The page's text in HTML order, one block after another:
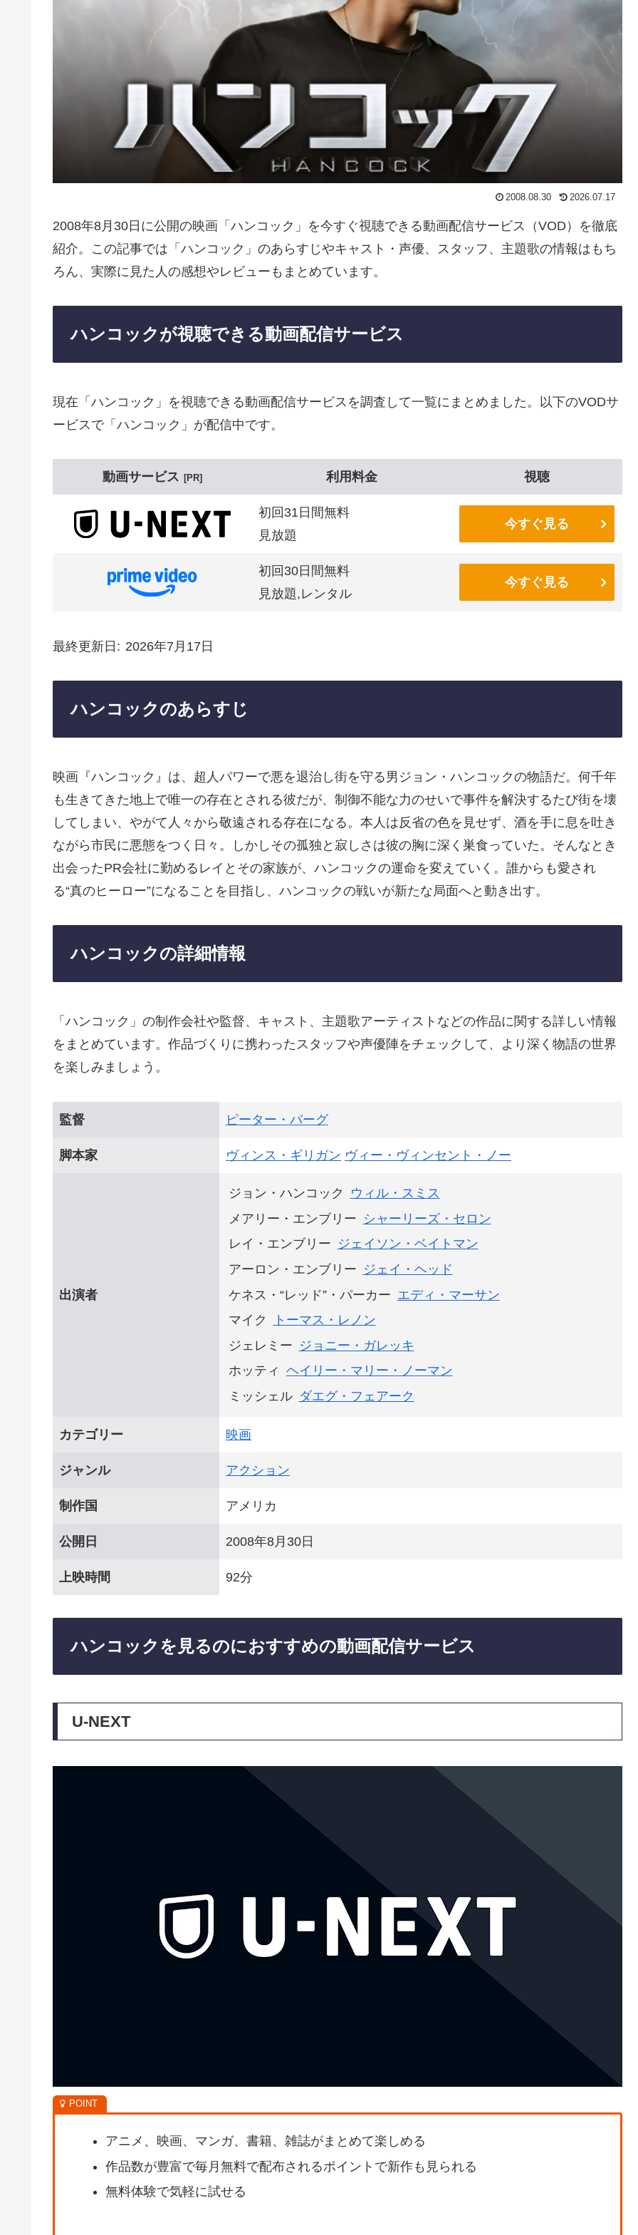
2008.08.30 2026.07.17
2008年8月30日に公開の映画「ハンコック」を今すぐ視聴できる動画配信サービス（VOD）を徹底
紹介。この記事では「ハンコック」のあらすじやキャスト・声優、スタッフ、主題歌の情報はもち
ろん、実際に見た人の感想やレビューもまとめています。
ハンコックが視聴できる動画配信サービス
現在「ハンコック」を視聴できる動画配信サービスを調査して一覧にまとめました。以下のVODサ
ービスで「ハンコック」が配信中です。
動画サービス PR 利用料金 視聴
初回31日間無料
見放題
今すぐ見る
初回30日間無料
見放題,レンタル
今すぐ見る
最終更新日 2026年7月17日
ハンコックのあらすじ
映画『ハンコック』は、超人パワーで悪を退治し街を守る男ジョン・ハンコックの物語だ。何千年
も生きてきた地上で唯一の存在とされる彼だが、制御不能な力のせいで事件を解決するたび街を壊
してしまい、やがて人々から敬遠される存在になる。本人は反省の色を見せず、酒を手に息を吐き
ながら市民に悪態をつく日々。しかしその孤独と寂しさは彼の胸に深く巣食っていた。そんなとき
出会ったPR会社に勤めるレイとその家族が、ハンコックの運命を変えていく。誰からも愛され
る“真のヒーロー”になることを目指し、ハンコックの戦いが新たな局面へと動き出す。
ハンコックの詳細情報
「ハンコック」の制作会社や監督、キャスト、主題歌アーティストなどの作品に関する詳しい情報
をまとめています。作品づくりに携わったスタッフや声優陣をチェックして、より深く物語の世界
を楽しみましょう。
監督 ピーター・バーグ
脚本家 ヴィンス・ギリガン ヴィー・ヴィンセント・ノー
出演者
ジョン・ハンコック
ウィル・スミス
メアリー・エンブリー シャーリーズ・セロン
レイ・エンブリー ジェイソン・ベイトマン
アーロン・エンブリー ジェイ・ヘッド
ケネス・“レッド”・パーカー エディ・マーサン
マイク
トーマス・レノン
ジェレミー ジョニー・ガレッキ
ホッティ ヘイリー・マリー・ノーマン
ミッシェル ダエグ・フェアーク
カテゴリー 映画
ジャンル アクション
制作国 アメリカ
公開日 2008年8月30日
上映時間 92分
ハンコックを見るのにおすすめの動画配信サービス
U-NEXT
アニメ、映画、マンガ、書籍、雑誌がまとめて楽しめる
作品数が豊富で毎月無料で配布されるポイントで新作も見られる
無料体験で気軽に試せる